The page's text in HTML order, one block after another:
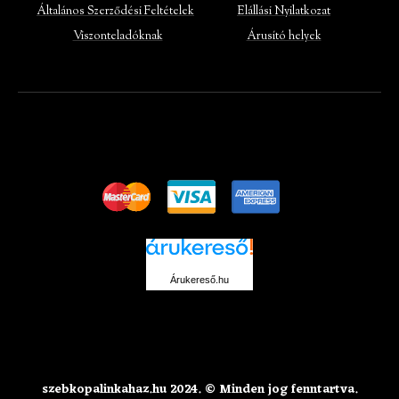
Általános Szerződési Feltételek
Viszonteladóknak
Elállási Nyilatkozat
Árusító helyek
Árukereső.hu
szebkopalinkahaz.hu 2024. © Minden jog fenntartva.